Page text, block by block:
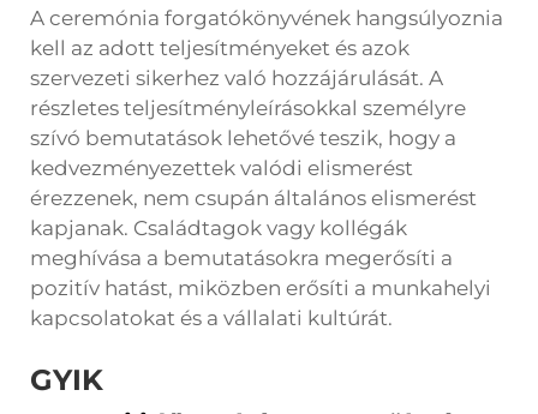
A ceremónia forgatókönyvének hangsúlyoznia
kell az adott teljesítményeket és azok
szervezeti sikerhez való hozzájárulását. A
részletes teljesítményleírásokkal személyre
szívó bemutatások lehetővé teszik, hogy a
kedvezményezettek valódi elismerést
érezzenek, nem csupán általános elismerést
kapjanak. Családtagok vagy kollégák
meghívása a bemutatásokra megerősíti a
pozitív hatást, miközben erősíti a munkahelyi
kapcsolatokat és a vállalati kultúrát.
GYIK